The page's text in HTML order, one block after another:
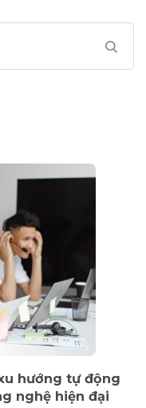
hướng tự động
nghệ hiện đại